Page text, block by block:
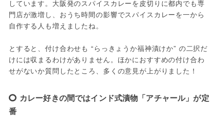
しています。大阪発のスパイスカレーを皮切りに都内でも専
門店が激増し、おうち時間の影響でスパイスカレーを一から
自作する人も増えましたね。
とすると、付け合わせも “らっきょうか福神漬けか” の二択だ
けには収まるわけがありません。ほかにおすすめの付け合わ
せがないか質問したところ、多くの意見が上がりました！
カレー好きの間ではインド式漬物「アチャール」が定
番